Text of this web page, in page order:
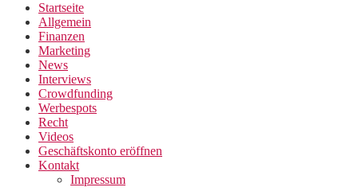
Startseite
Allgemein
Finanzen
Marketing
News
Interviews
Crowdfunding
Werbespots
Recht
Videos
Geschäftskonto eröffnen
Kontakt
Impressum